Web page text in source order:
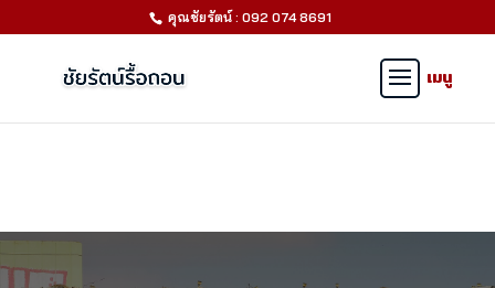
คุณชัยรัตน์ : 092 074 8691